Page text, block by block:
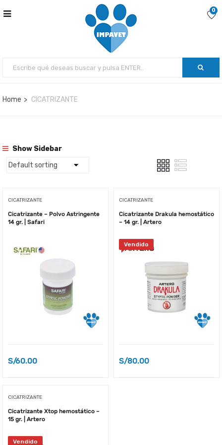
0
Home CICATRIZANTE
Show Sidebar
CICATRIZANTE
Cicatrizante – Polvo Astringente
14 gr. | Safari
S/60.00
CICATRIZANTE
Cicatrizante Drakula hemostático
– 14 gr. | Artero
Vendido
S/80.00
CICATRIZANTE
Cicatrizante Xtop hemostático –
15 gr. | Artero
Vendido